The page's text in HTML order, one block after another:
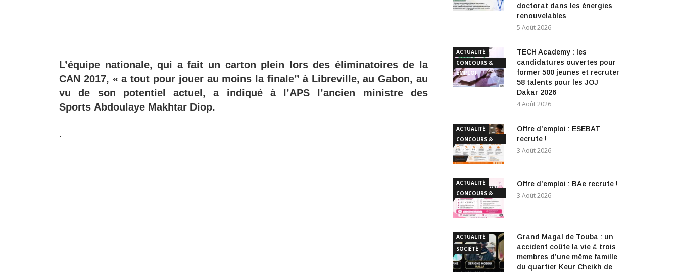
L’équipe nationale, qui a fait un carton plein lors des éliminatoires de la
CAN 2017, « a tout pour jouer au moins la finale’’ à Libreville, au Gabon, au
vu de son potentiel actuel, a indiqué à l’APS l’ancien ministre des
Sports Abdoulaye Makhtar Diop.
.
doctorat dans les énergies
renouvelables
5 Août 2026
ACTUALITÉ
CONCOURS &
EMPLOI
TECH Academy : les
candidatures ouvertes pour
former 500 jeunes et recruter
58 talents pour les JOJ
Dakar 2026
4 Août 2026
ACTUALITÉ
CONCOURS &
EMPLOI
Offre d’emploi : ESEBAT
recrute !
3 Août 2026
ACTUALITÉ
CONCOURS &
EMPLOI
Offre d’emploi : BAe recrute !
3 Août 2026
ACTUALITÉ
SOCIÉTÉ
Grand Magal de Touba : un
accident coûte la vie à trois
membres d’une même famille
du quartier Keur Cheikh de